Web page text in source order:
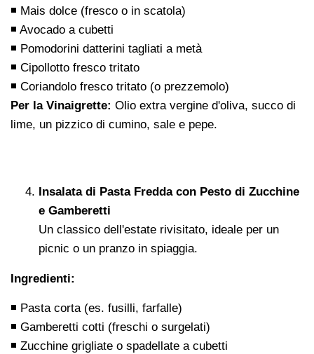
◾ Mais dolce (fresco o in scatola)
◾ Avocado a cubetti
◾ Pomodorini datterini tagliati a metà
◾ Cipollotto fresco tritato
◾ Coriandolo fresco tritato (o prezzemolo)
Per la Vinaigrette: Olio extra vergine d'oliva, succo di
lime, un pizzico di cumino, sale e pepe.
Insalata di Pasta Fredda con Pesto di Zucchine
e Gamberetti
Un classico dell'estate rivisitato, ideale per un
picnic o un pranzo in spiaggia.
Ingredienti:
◾ Pasta corta (es. fusilli, farfalle)
◾ Gamberetti cotti (freschi o surgelati)
◾ Zucchine grigliate o spadellate a cubetti